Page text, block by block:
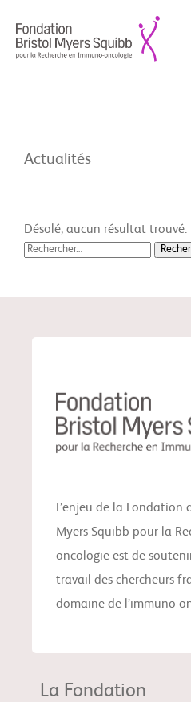
Actualités
Désolé, aucun résultat trouvé.
Rechercher :
L’enjeu de la Fondation
Myers Squibb pour la
oncologie est de
travail des chercheurs
domaine de l’immuno-
La Fondation